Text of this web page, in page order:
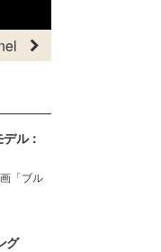
ル：
「ブル
グ